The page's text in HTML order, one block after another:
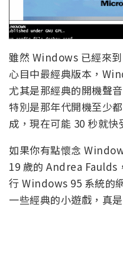
雖然 Windows 已經來
心目中最經典版本，
尤其是那經典的開機聲
特別是那年代開機至少
成，現在可能 30 秒就快
如果你有點懷念
19 歲的 Andrea Faulds
行 Windows 95 系統的
一些經典的小遊戲，真